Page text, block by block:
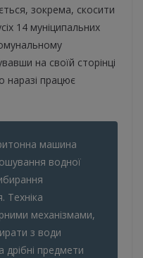
зокрема, скосити
14 муніципальних
на своїй сторінці
працює
машина
водної
Техніка
механізмами,
з води
дрібні предмети